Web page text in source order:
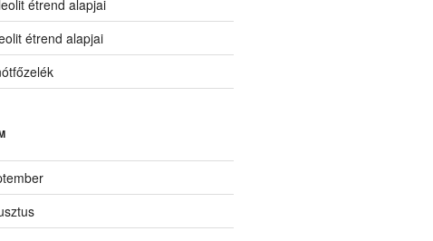
étrend alapjai
étrend alapjai